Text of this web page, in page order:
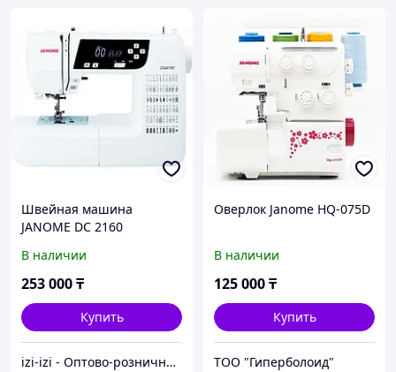
Швейная машина
JANOME DC 2160
В наличии
253 000₸
Купить
izi-izi - Оптово-розничный Склад - товары на заказ до двери! Cамые уникальные и полезные товары.
Оверлок Janome HQ-075D
В наличии
125 000₸
Купить
ТОО "Гиперболоид"